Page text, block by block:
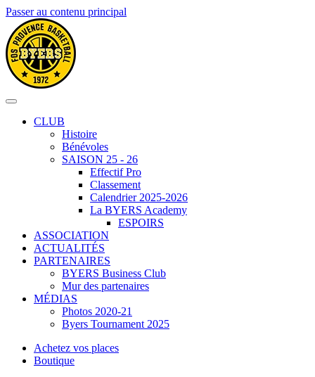
Passer au contenu principal
CLUB
Histoire
Bénévoles
SAISON 25 - 26
Effectif Pro
Classement
Calendrier 2025-2026
La BYERS Academy
ESPOIRS
ASSOCIATION
ACTUALITÉS
PARTENAIRES
BYERS Business Club
Mur des partenaires
MÉDIAS
Photos 2020-21
Byers Tournament 2025
Achetez vos places
Boutique